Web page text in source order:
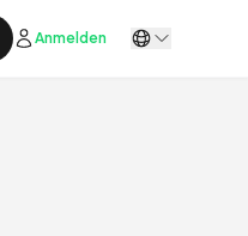
Anmelden